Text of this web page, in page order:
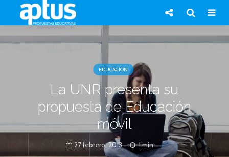
EDUCACIÓN
La UNR presenta su
propuesta de Educación
móvil
27 febrero, 2013 1 min.